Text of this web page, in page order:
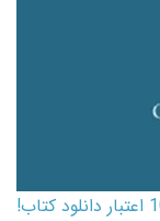
کارت اعتباری کتاب دانلود با 10,000,000 اعتبار دانلود کتاب!